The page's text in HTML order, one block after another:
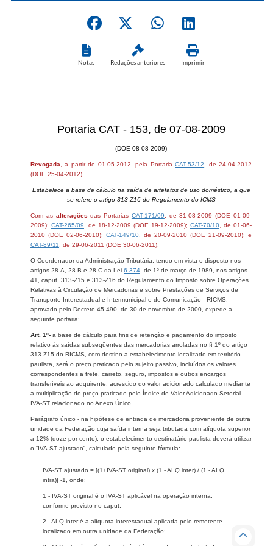
Notas Redações anteriores Imprimir
Portaria CAT - 153, de 07-08-2009
(DOE 08-08-2009)
Revogada , a partir de 01-05-2012, pela PortariaCAT-53/12
, de 24-04-2012
(DOE 25-04-2012)
Estabelece a base de cálculo na saída de artefatos de uso doméstico, a que
se refere o artigo 313-Z16 do Regulamento do ICMS
Com as alterações das Portarias CAT-171/09 , de 31-08-2009 (DOE 01-09-
2009); CAT-265/09 , de 18-12-2009 (DOE 19-12-2009); CAT-70/10 , de 01-06-
2010 (DOE 02-06-2010); CAT-149/10 , de 20-09-2010 (DOE 21-09-2010); e
CAT-89/11
, de 29-06-2011 (DOE 30-06-2011).
O Coordenador da Administração Tributária, tendo em vista o disposto nos
artigos 28-A, 28-B e 28-C da Lei 6.374 , de 1º de março de 1989, nos artigos
41, caput, 313-Z15 e 313-Z16 do Regulamento do Imposto sobre Operações
Relativas à Circulação de Mercadorias e sobre Prestações de Serviços de
Transporte Interestadual e Intermunicipal e de Comunicação - RICMS,
aprovado pelo Decreto 45.490, de 30 de novembro de 2000, expede a
seguinte portaria:
Art. 1º- a base de cálculo para fins de retenção e pagamento do imposto
relativo às saídas subseqüentes das mercadorias arroladas no § 1º do artigo
313-Z15 do RICMS, com destino a estabelecimento localizado em território
paulista, será o preço praticado pelo sujeito passivo, incluídos os valores
correspondentes a frete, carreto, seguro, impostos e outros encargos
transferíveis ao adquirente, acrescido do valor adicionado calculado mediante
a multiplicação do preço praticado pelo Índice de Valor Adicionado Setorial -
IVA-ST relacionado no Anexo Único.
Parágrafo único - na hipótese de entrada de mercadoria proveniente de outra
unidade da Federação cuja saída interna seja tributada com alíquota superior
a 12% (doze por cento), o estabelecimento destinatário paulista deverá utilizar
o “IVA-ST ajustado”, calculado pela seguinte fórmula:
IVA-ST ajustado = [(1+IVA-ST original) x (1 - ALQ inter) / (1 - ALQ
intra)] -1, onde:
1 - IVA-ST original é o IVA-ST aplicável na operação interna,
conforme previsto no caput;
2 - ALQ inter é a alíquota interestadual aplicada pelo remetente
localizado em outra unidade da Federação;